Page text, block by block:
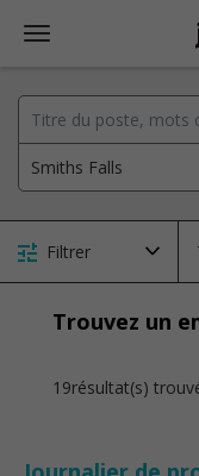
Filtrer
Trouvez un
19résultat(s)